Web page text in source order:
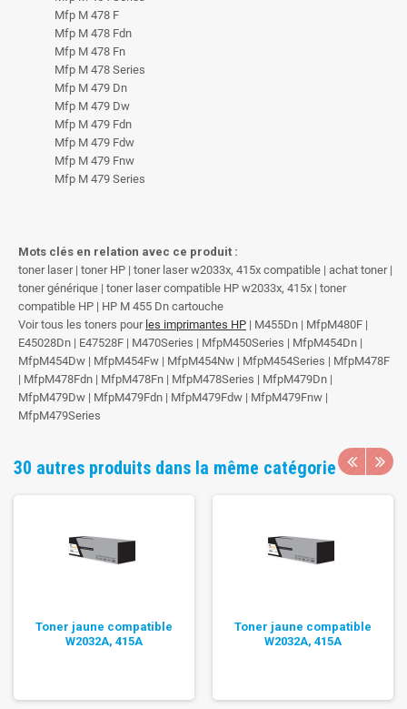
Mfp M 478 F
Mfp M 478 Fdn
Mfp M 478 Fn
Mfp M 478 Series
Mfp M 479 Dn
Mfp M 479 Dw
Mfp M 479 Fdn
Mfp M 479 Fdw
Mfp M 479 Fnw
Mfp M 479 Series
Mots clés en relation avec ce produit :
toner laser | toner HP | toner laser w2033x, 415x compatible | achat toner |
toner générique | toner laser compatible HP w2033x, 415x | toner
compatible HP | HP M 455 Dn cartouche
Voir tous les toners pour les imprimantes HP | M455Dn | MfpM480F |
E45028Dn | E47528F | M470Series | MfpM450Series | MfpM454Dn |
MfpM454Dw | MfpM454Fw | MfpM454Nw | MfpM454Series | MfpM478F
| MfpM478Fdn | MfpM478Fn | MfpM478Series | MfpM479Dn |
MfpM479Dw | MfpM479Fdn | MfpM479Fdw | MfpM479Fnw |
MfpM479Series
30 autres produits dans la même catégorie
Toner jaune compatible
W2032A, 415A
Toner jaune compatible
W2032A, 415A